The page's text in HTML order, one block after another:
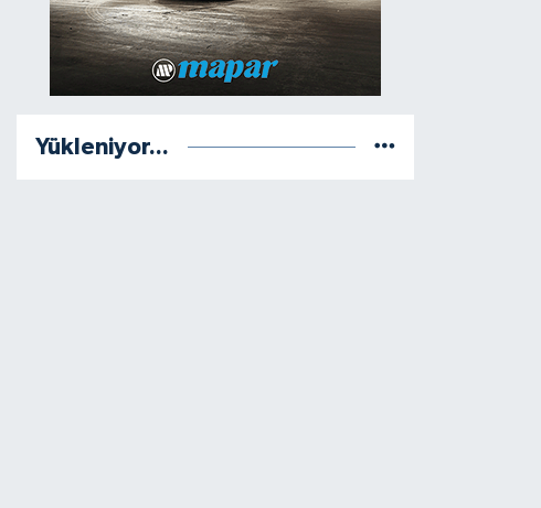
Yükleniyor...